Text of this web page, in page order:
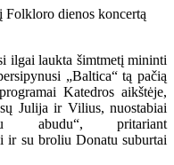
ilgai laukta šimtmetį mininti
„Baltica“ tą pačią
Katedros aikštėje,
Julija ir Vilius, nuostabiai
abudu“, pritariant
ir su broliu Donatu suburtai